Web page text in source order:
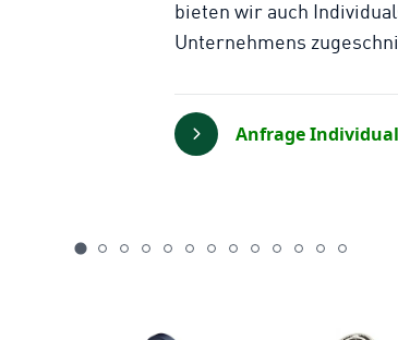
bieten wir auch
Unternehmens
Anfrage